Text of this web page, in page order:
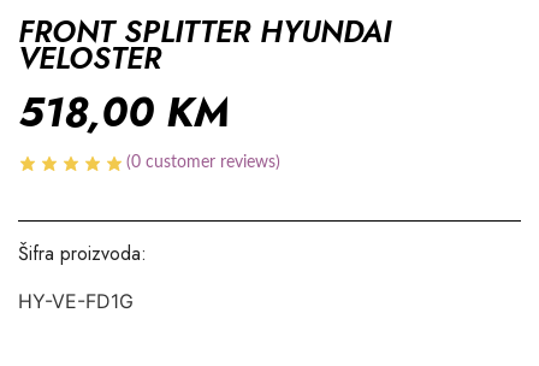
FRONT SPLITTER HYUNDAI
VELOSTER
518,00 KM
(0 customer reviews)
Šifra proizvoda:
HY-VE-FD1G